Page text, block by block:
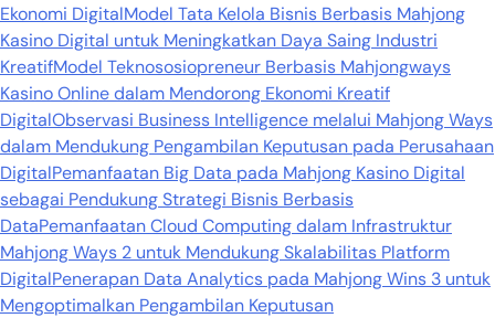
Ekonomi DigitalModel Tata Kelola Bisnis Berbasis Mahjong
Kasino Digital untuk Meningkatkan Daya Saing Industri
KreatifModel Teknososiopreneur Berbasis Mahjongways
Kasino Online dalam Mendorong Ekonomi Kreatif
DigitalObservasi Business Intelligence melalui Mahjong Ways
dalam Mendukung Pengambilan Keputusan pada Perusahaan
DigitalPemanfaatan Big Data pada Mahjong Kasino Digital
sebagai Pendukung Strategi Bisnis Berbasis
DataPemanfaatan Cloud Computing dalam Infrastruktur
Mahjong Ways 2 untuk Mendukung Skalabilitas Platform
DigitalPenerapan Data Analytics pada Mahjong Wins 3 untuk
Mengoptimalkan Pengambilan Keputusan